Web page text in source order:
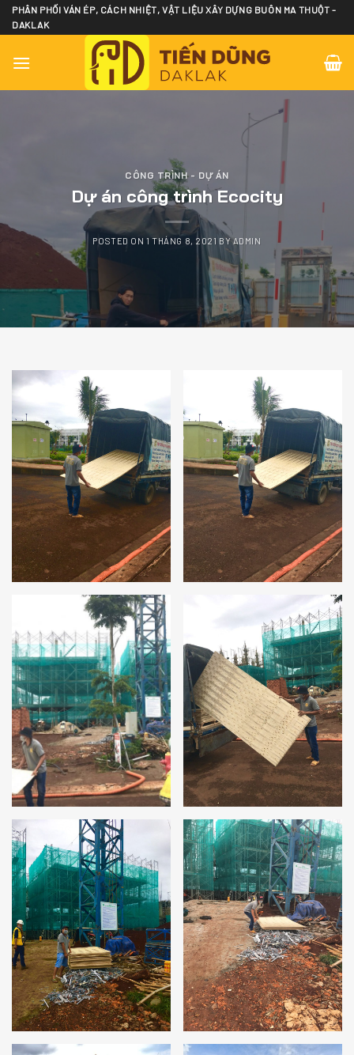
SkipPHÂN PHỐI VÁN ÉP, CÁCH NHIỆT, VẬT LIỆU XÂY DỰNG BUÔN MA THUỘT -
DAKLAK
CÔNG TRÌNH - DỰ ÁN
Dự án công trình Ecocity
POSTED ON1 THÁNG 8, 2021 BYADMIN